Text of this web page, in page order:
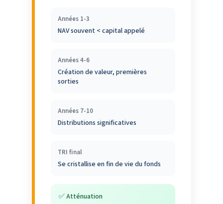
Années 1-3
NAV souvent < capital appelé
Années 4-6
Création de valeur, premières
sorties
Années 7-10
Distributions significatives
TRI final
Se cristallise en fin de vie du fonds
✅ Atténuation